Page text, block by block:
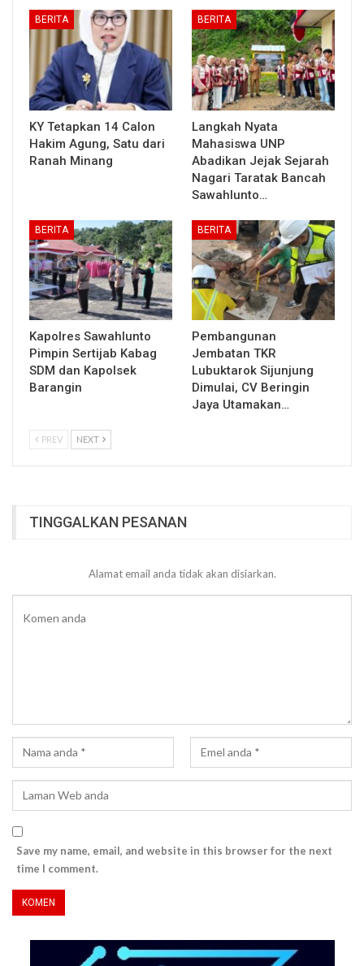
BERITA
KY Tetapkan 14 Calon
Hakim Agung, Satu dari
Ranah Minang
BERITA
Langkah Nyata
Mahasiswa UNP
Abadikan Jejak Sejarah
Nagari Taratak Bancah
Sawahlunto…
BERITA
Kapolres Sawahlunto
Pimpin Sertijab Kabag
SDM dan Kapolsek
Barangin
BERITA
Pembangunan
Jembatan TKR
Lubuktarok Sijunjung
Dimulai, CV Beringin
Jaya Utamakan…
PREV NEXT
TINGGALKAN PESANAN
Alamat email anda tidak akan disiarkan.
Save my name, email, and website in this browser for the next
time I comment.